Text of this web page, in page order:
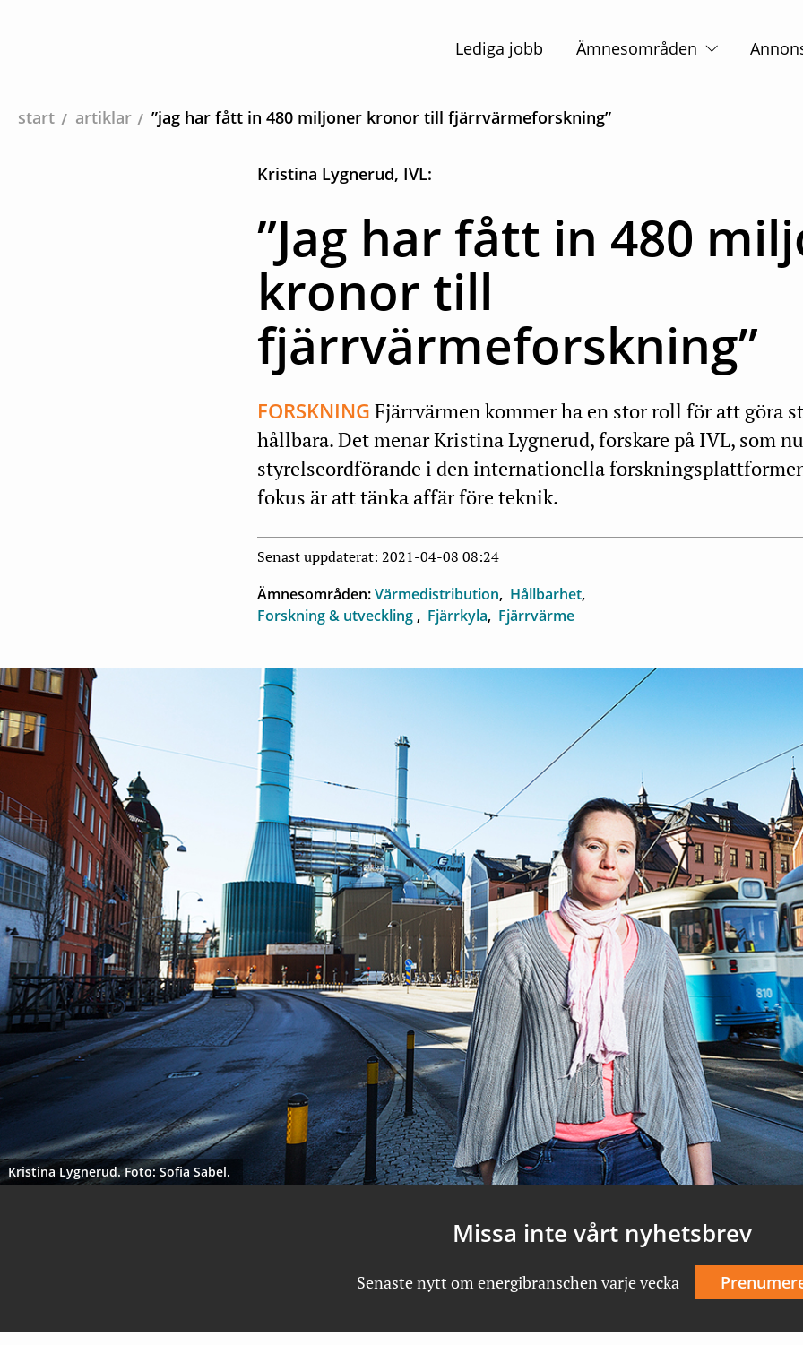
Huvudnavigation
Lediga jobb Ämnesområden
start artiklar ”jag har fått in 480 miljoner kronor till fjärrvärmeforskning”
Kristina Lygnerud, IVL:
”Jag har fått in 480
kronor till
fjärrvärmeforskning”
FORSKNING Fjärrvärmen kommer ha en stor roll för att göra
hållbara. Det menar Kristina Lygnerud, forskare på IVL, som
styrelseordförande i den internationella
fokus är att tänka affär före teknik.
Senast uppdaterat: 2021-04-08 08:24
Ämnesområden:Värmedistribution
Hållbarhet
Forskning & utveckling
Fjärrkyla Fjärrvärme
Kristina Lygnerud. Foto: Sofia Sabel.
Missa inte vårt nyhetsbrev
Senaste nytt om energibranschen varje vecka